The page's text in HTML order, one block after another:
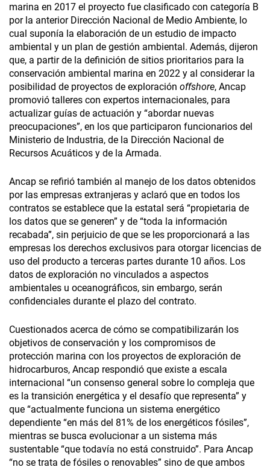
marina en 2017 el proyecto fue clasificado con categoría B
por la anterior Dirección Nacional de Medio Ambiente, lo
cual suponía la elaboración de un estudio de impacto
ambiental y un plan de gestión ambiental. Además, dijeron
que, a partir de la definición de sitios prioritarios para la
conservación ambiental marina en 2022 y al considerar la
posibilidad de proyectos de exploración offshore, Ancap
promovió talleres con expertos internacionales, para
actualizar guías de actuación y “abordar nuevas
preocupaciones”, en los que participaron funcionarios del
Ministerio de Industria, de la Dirección Nacional de
Recursos Acuáticos y de la Armada.
Ancap se refirió también al manejo de los datos obtenidos
por las empresas extranjeras y aclaró que en todos los
contratos se establece que la estatal será “propietaria de
los datos que se generen” y de “toda la información
recabada”, sin perjuicio de que se les proporcionará a las
empresas los derechos exclusivos para otorgar licencias de
uso del producto a terceras partes durante 10 años. Los
datos de exploración no vinculados a aspectos
ambientales u oceanográficos, sin embargo, serán
confidenciales durante el plazo del contrato.
Cuestionados acerca de cómo se compatibilizarán los
objetivos de conservación y los compromisos de
protección marina con los proyectos de exploración de
hidrocarburos, Ancap respondió que existe a escala
internacional “un consenso general sobre lo compleja que
es la transición energética y el desafío que representa” y
que “actualmente funciona un sistema energético
dependiente “en más del 81% de los energéticos fósiles”,
mientras se busca evolucionar a un sistema más
sustentable “que todavía no está construido”. Para Ancap
“no se trata de fósiles o renovables” sino de que ambos